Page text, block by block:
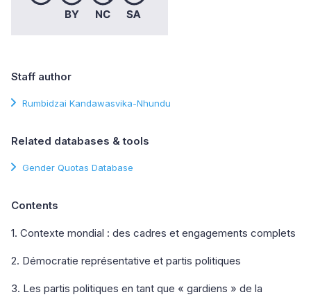
Staff author
Rumbidzai Kandawasvika-Nhundu
Related databases & tools
Gender Quotas Database
Contents
1. Contexte mondial : des cadres et engagements complets
2. Démocratie représentative et partis politiques
3. Les partis politiques en tant que « gardiens » de la